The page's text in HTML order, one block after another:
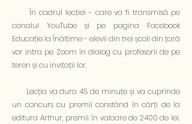
În cadrul lecției - care va fi transmisă pe
canalul YouTube și pe pagina Facebook
Educație la Înălțime - elevii din trei școli din țară
vor intra pe Zoom în dialog cu profesorii de pe
teren și cu invitații lor.
Lecția va dura 45 de minute și va cuprinde
un concurs cu premii constând în cărți de la
editura Arthur, premii în valoare de 2400 de lei.